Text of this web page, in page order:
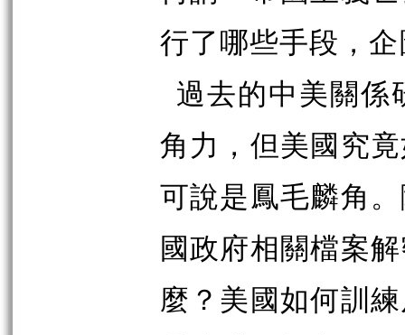
行了哪些手段，
過去的中美關係
角力，但美國究
可說是鳳毛麟角
國政府相關檔案
麼？美國如何訓